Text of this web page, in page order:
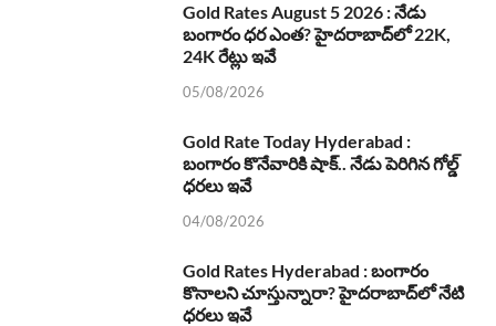
Gold Rates August 5 2026 : నేడు
బంగారం ధర ఎంత? హైదరాబాద్‌లో 22K,
24K రేట్లు ఇవే
05/08/2026
Gold Rate Today Hyderabad :
బంగారం కొనేవారికి షాక్.. నేడు పెరిగిన గోల్డ్
ధరలు ఇవే
04/08/2026
Gold Rates Hyderabad : బంగారం
కొనాలని చూస్తున్నారా? హైదరాబాద్‌లో నేటి
ధరలు ఇవే